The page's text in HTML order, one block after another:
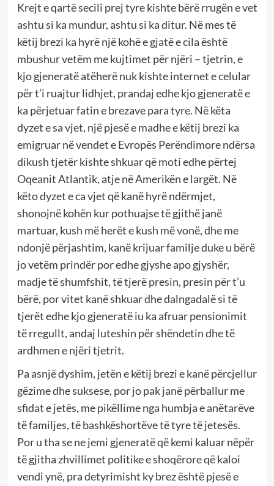
Krejt e qartë secili prej tyre kishte bërë rrugën e vet
ashtu si ka mundur, ashtu si ka ditur. Në mes të
këtij brezi ka hyrë një kohë e gjatë e cila është
mbushur vetëm me kujtimet për njëri – tjetrin, e
kjo gjeneratë atëherë nuk kishte internet e celular
për t’i ruajtur lidhjet, prandaj edhe kjo gjeneratë e
ka përjetuar fatin e brezave para tyre. Në këta
dyzet e sa vjet, një pjesë e madhe e këtij brezi ka
emigruar në vendet e Evropës Perëndimore ndërsa
dikush tjetër kishte shkuar që moti edhe përtej
Oqeanit Atlantik, atje në Amerikën e largët. Në
këto dyzet e ca vjet që kanë hyrë ndërmjet,
shonojnë kohën kur pothuajse të gjithë janë
martuar, kush më herët e kush më vonë, dhe me
ndonjë përjashtim, kanë krijuar familje duke u bërë
jo vetëm prindër por edhe gjyshe apo gjyshër,
madje të shumfshit, të tjerë presin, presin për t’u
bërë, por vitet kanë shkuar dhe dalngadalë si të
tjerët edhe kjo gjeneratë iu ka afruar pensionimit
të rregullt, andaj luteshin për shëndetin dhe të
ardhmen e njëri tjetrit.
Pa asnjë dyshim, jetën e këtij brezi e kanë përcjellur
gëzime dhe suksese, por jo pak janë përballur me
sfidat e jetës, me pikëllime nga humbja e anëtarëve
të familjes, të bashkëshortëve të tyre të jetesës.
Por u tha se ne jemi gjeneratë që kemi kaluar nëpër
të gjitha zhvillimet politike e shoqërore që kaloi
vendi ynë, pra detyrimisht ky brez është pjesë e